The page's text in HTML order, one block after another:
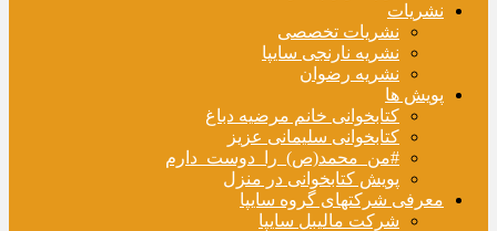
نشریات
نشریات تخصصی
نشریه نارنجی سایپا
نشریه رضوان
پویش ها
کتابخوانی خانم مرضیه دباغ
کتابخوانی سلیمانی عزیز
#من_محمد(ص)_را_دوست_دارم
پویش کتابخوانی در منزل
معرفی شرکتهای گروه سایپا
شرکت مالیبل سایپا